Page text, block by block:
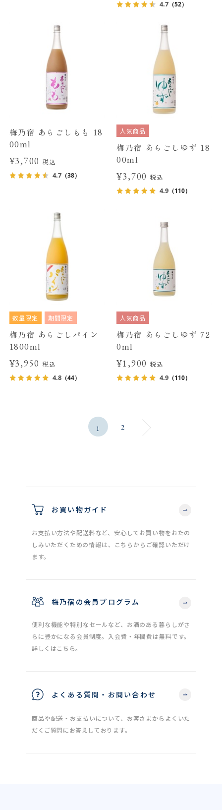
4.7 （52）
梅乃宿 あらごしもも 18
00ml
¥3,700税込
4.7（38）
人気商品
梅乃宿 あらごしゆず 18
00ml
¥3,700 税込
4.9 （110）
数量限定 期間限定
梅乃宿 あらごしパイン
1800ml
¥3,950税込
4.8（44）
人気商品
梅乃宿 あらごしゆず 72
0ml
¥1,900 税込
4.9 （110）
1 2
お買い物ガイド
お支払い方法や配送料など、安心してお買い物をおたの
しみいただくための情報は、こちらからご確認いただけ
ます。
梅乃宿の会員プログラム
便利な機能や特別なセールなど、お酒のある暮らしがさ
らに豊かになる会員制度。入会費・年間費は無料です。
詳しくはこちら。
よくある質問・お問い合わせ
商品や配送・お支払いについて、お客さまからよくいた
だくご質問にお答えしております。